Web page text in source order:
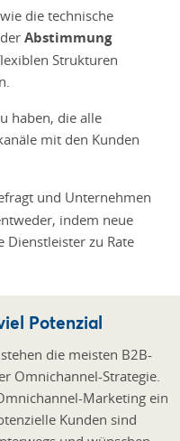
die technische
Abstimmung
Strukturen
haben, die alle
mit den Kunden
und Unternehmen
indem neue
zu Rate
Potenzial
stehen die meisten B2B-
Omnichannel-Strategie.
Marketing ein
Kunden sind